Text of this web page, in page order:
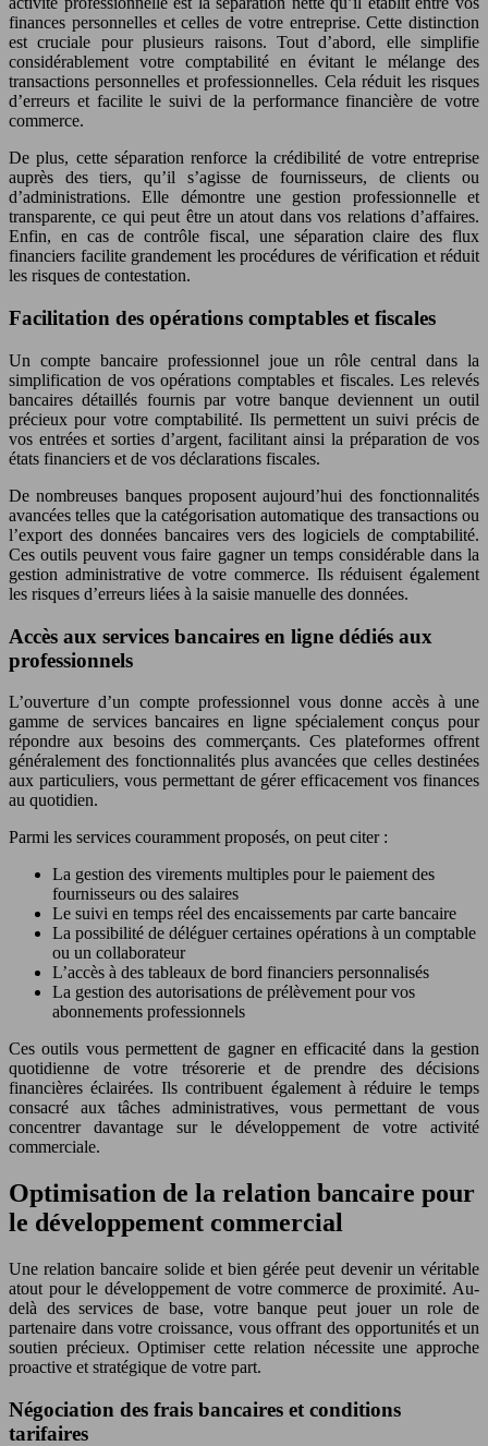
finances personnelles et celles de votre entreprise. Cette distinction
est cruciale pour plusieurs raisons. Tout d’abord, elle simplifie
considérablement votre comptabilité en évitant le mélange des
transactions personnelles et professionnelles. Cela réduit les risques
d’erreurs et facilite le suivi de la performance financière de votre
commerce.
De plus, cette séparation renforce la crédibilité de votre entreprise
auprès des tiers, qu’il s’agisse de fournisseurs, de clients ou
d’administrations. Elle démontre une gestion professionnelle et
transparente, ce qui peut être un atout dans vos relations d’affaires.
Enfin, en cas de contrôle fiscal, une séparation claire des flux
financiers facilite grandement les procédures de vérification et réduit
les risques de contestation.
Facilitation des opérations comptables et fiscales
Un compte bancaire professionnel joue un rôle central dans la
simplification de vos opérations comptables et fiscales. Les relevés
bancaires détaillés fournis par votre banque deviennent un outil
précieux pour votre comptabilité. Ils permettent un suivi précis de
vos entrées et sorties d’argent, facilitant ainsi la préparation de vos
états financiers et de vos déclarations fiscales.
De nombreuses banques proposent aujourd’hui des fonctionnalités
avancées telles que la catégorisation automatique des transactions ou
l’export des données bancaires vers des logiciels de comptabilité.
Ces outils peuvent vous faire gagner un temps considérable dans la
gestion administrative de votre commerce. Ils réduisent également
les risques d’erreurs liées à la saisie manuelle des données.
Accès aux services bancaires en ligne dédiés aux
professionnels
L’ouverture d’un compte professionnel vous donne accès à une
gamme de services bancaires en ligne spécialement conçus pour
répondre aux besoins des commerçants. Ces plateformes offrent
généralement des fonctionnalités plus avancées que celles destinées
aux particuliers, vous permettant de gérer efficacement vos finances
au quotidien.
Parmi les services couramment proposés, on peut citer :
La gestion des virements multiples pour le paiement des
fournisseurs ou des salaires
Le suivi en temps réel des encaissements par carte bancaire
La possibilité de déléguer certaines opérations à un comptable
ou un collaborateur
L’accès à des tableaux de bord financiers personnalisés
La gestion des autorisations de prélèvement pour vos
abonnements professionnels
Ces outils vous permettent de gagner en efficacité dans la gestion
quotidienne de votre trésorerie et de prendre des décisions
financières éclairées. Ils contribuent également à réduire le temps
consacré aux tâches administratives, vous permettant de vous
concentrer davantage sur le développement de votre activité
commerciale.
Optimisation de la relation bancaire pour
le développement commercial
Une relation bancaire solide et bien gérée peut devenir un véritable
atout pour le développement de votre commerce de proximité. Au-
delà des services de base, votre banque peut jouer un role de
partenaire dans votre croissance, vous offrant des opportunités et un
soutien précieux. Optimiser cette relation nécessite une approche
proactive et stratégique de votre part.
Négociation des frais bancaires et conditions
tarifaires